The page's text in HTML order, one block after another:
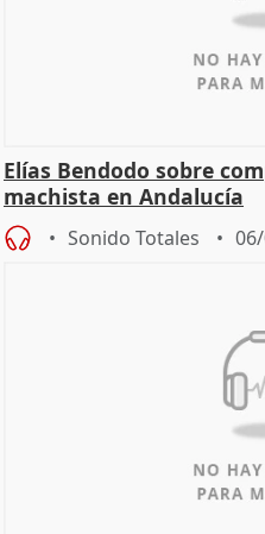
Elías Bendodo sobre
machista en Andalucía
Sonido Totales